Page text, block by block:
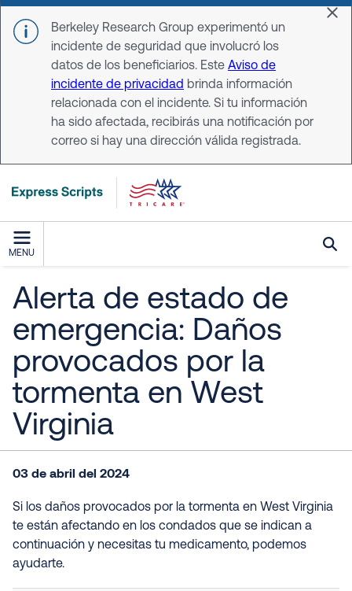
Skip to main content
Berkeley Research Group experimentó un
incidente de seguridad que involucró los
datos de los beneficiarios. Este Aviso de
incidente de privacidad brinda información
relacionada con el incidente. Si tu información
ha sido afectada, recibirás una notificación por
correo si hay una dirección válida registrada.
MENU
Alerta de estado de
emergencia: Daños
provocados por la
tormenta en West
Virginia
03 de abril del 2024
Si los daños provocados por la tormenta en West Virginia
te están afectando en los condados que se indican a
continuación y necesitas tu medicamento, podemos
ayudarte.